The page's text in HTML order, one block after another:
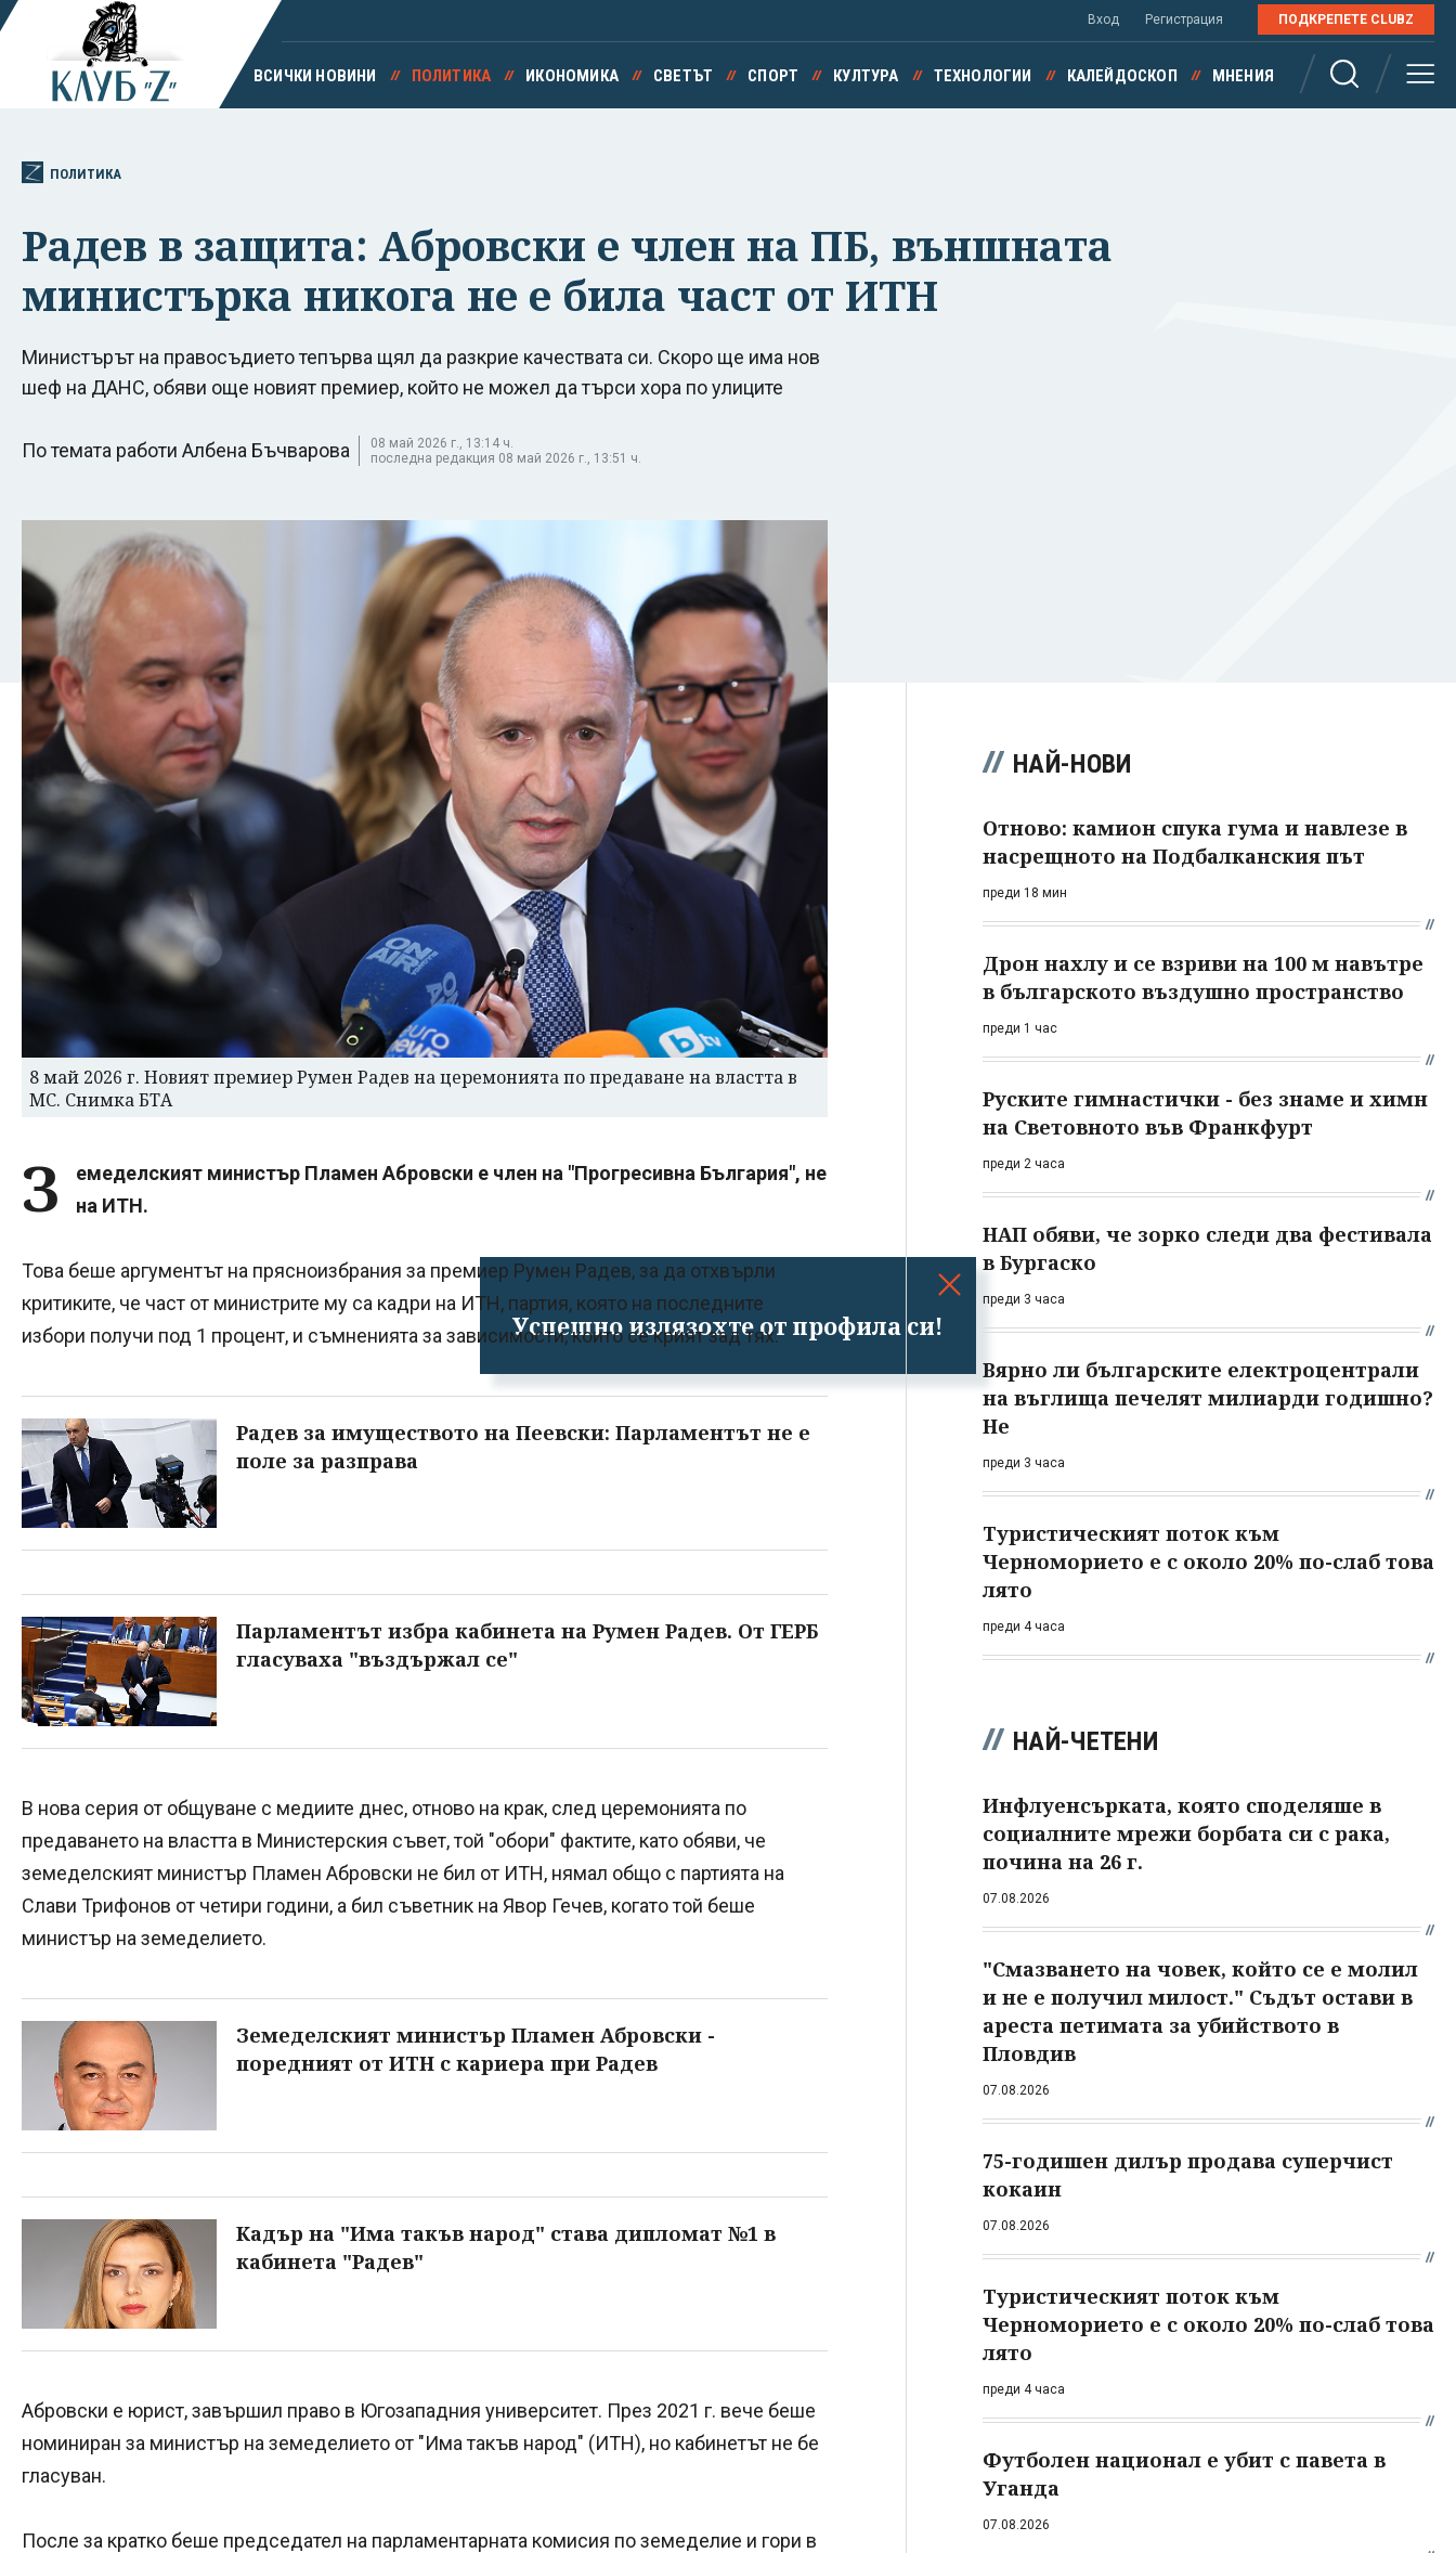
Успешно излязохте от профила си!
Вход Регистрация ПОДКРЕПЕТЕ CLUBZ
ВСИЧКИ НОВИНИ ПОЛИТИКА ИКОНОМИКА СВЕТЪТ СПОРТ КУЛТУРА ТЕХНОЛОГИИ КАЛЕЙДОСКОП МНЕНИЯ
ПОЛИТИКА
Радев в защита: Абровски е член на ПБ, външната
министърка никога не е била част от ИТН
Министърът на правосъдието тепърва щял да разкрие качествата си. Скоро ще има нов
шеф на ДАНС, обяви още новият премиер, който не можел да търси хора по улиците
По темата работи Албена Бъчварова
08 май 2026 г., 13:14 ч.
последна редакция 08 май 2026 г., 13:51 ч.
8 май 2026 г. Новият премиер Румен Радев на церемонията по предаване на властта в
МС. Снимка БТА
З
емеделският министър Пламен Абровски е член на "Прогресивна България", не
на ИТН.
Това беше аргументът на прясноизбрания за премиер Румен Радев, за да отхвърли
критиките, че част от министрите му са кадри на ИТН, партия, която на последните
избори получи под 1 процент, и съмненията за зависимости, които се крият зад тях.
Радев за имуществото на Пеевски: Парламентът не е
поле за разправа
Парламентът избра кабинета на Румен Радев. От ГЕРБ
гласуваха "въздържал се"
В нова серия от общуване с медиите днес, отново на крак, след церемонията по
предаването на властта в Министерския съвет, той "обори" фактите, като обяви, че
земеделският министър Пламен Абровски не бил от ИТН, нямал общо с партията на
Слави Трифонов от четири години, а бил съветник на Явор Гечев, когато той беше
министър на земеделието.
Земеделският министър Пламен Абровски -
поредният от ИТН с кариера при Радев
Кадър на "Има такъв народ" става дипломат №1 в
кабинета "Радев"
Абровски е юрист, завършил право в Югозападния университет. През 2021 г. вече беше
номиниран за министър на земеделието от "Има такъв народ" (ИТН), но кабинетът не бе
гласуван.
После за кратко беше председател на парламентарната комисия по земеделие и гори в
НАЙ-НОВИ
Отново: камион спука гума и навлезе в
насрещното на Подбалканския път
преди 18 мин
Дрон нахлу и се взриви на 100 м навътре
в българското въздушно пространство
преди 1 час
Руските гимнастички - без знаме и химн
на Световното във Франкфурт
преди 2 часа
НАП обяви, че зорко следи два фестивала
в Бургаско
преди 3 часа
Вярно ли българските електроцентрали
на въглища печелят милиарди годишно?
Не
преди 3 часа
Туристическият поток към
Черноморието е с около 20% по-слаб това
лято
преди 4 часа
НАЙ-ЧЕТЕНИ
Инфлуенсърката, която споделяше в
социалните мрежи борбата си с рака,
почина на 26 г.
07.08.2026
"Смазването на човек, който се е молил
и не е получил милост." Съдът остави в
ареста петимата за убийството в
Пловдив
07.08.2026
75-годишен дилър продава суперчист
кокаин
07.08.2026
Туристическият поток към
Черноморието е с около 20% по-слаб това
лято
преди 4 часа
Футболен национал е убит с павета в
Уганда
07.08.2026